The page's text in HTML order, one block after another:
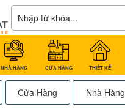
NHÀ HÀNG CỬA HÀNG THIẾT KẾ
Cửa Hàng Nhà Hàng